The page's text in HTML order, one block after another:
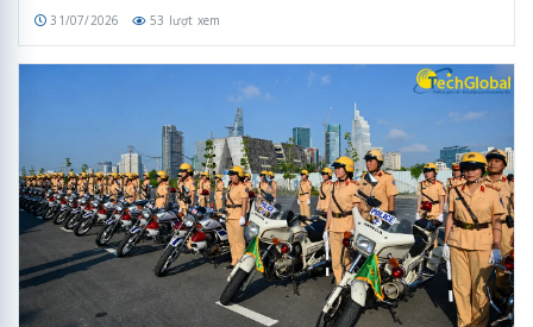
31/07/2026 53 lượt xem